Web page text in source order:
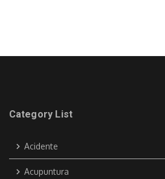
Category List
Acidente
Acupuntura